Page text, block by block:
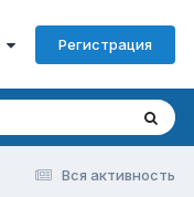
Регистрация
Вся активность